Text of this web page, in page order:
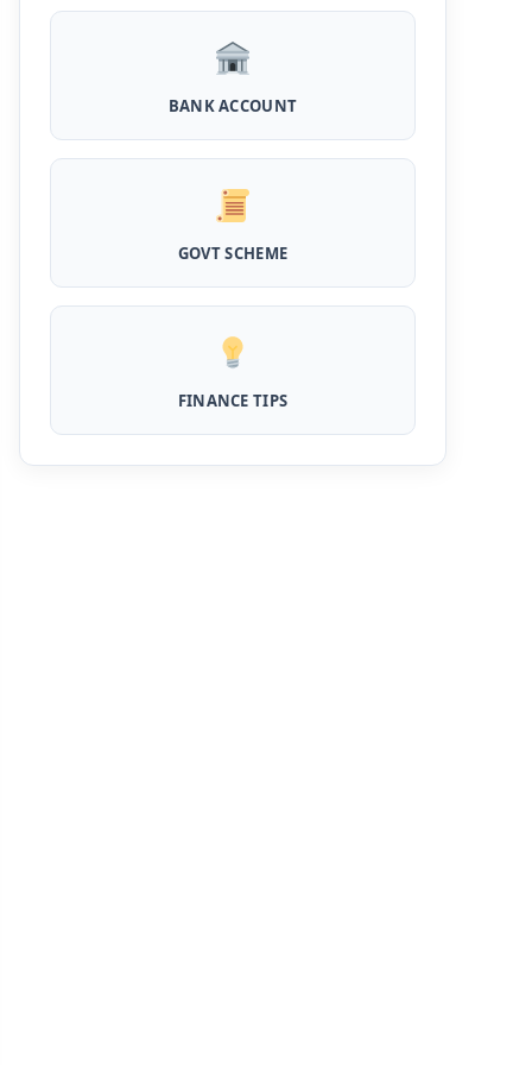
घर बैठे खोले ये जीरो बैलेंस बैंक अकाउंट, फ्री डेबिट कार्ड
50000 तक का लोन, बस अपने मोबाइल से ऐसे करे अप्लाई
परिवारों के लिए शुरू हुई प्रधानमंत्री होम लोन योजना, 25
Dairy Farming Loan Apply Online: डेयरी
फार्मिंग लोन योजना के आवेदन हुए शुरू, इस प्रकार ले सकते
है दस लाख तक का लोन
PM Kusum Yojana Loan: किसानों को भारत
मिलेगी 60% तक सब्सिडी
BANK ACCOUNT
GOVT SCHEME
FINANCE TIPS